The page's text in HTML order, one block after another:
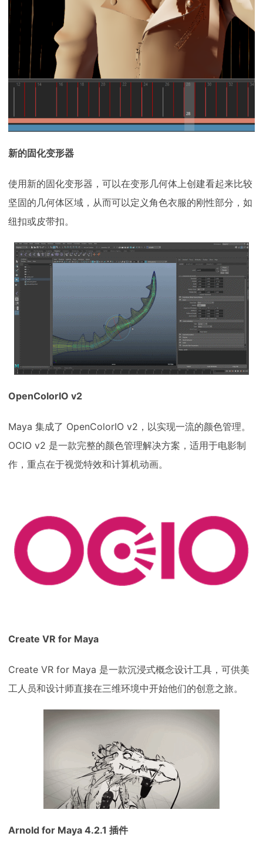
新的固化变形器
使用新的固化变形器，可以在变形几何体上创建看起来比较
坚固的几何体区域，从而可以定义角色衣服的刚性部分，如
纽扣或皮带扣。
OpenColorIO v2
Maya 集成了 OpenColorIO v2，以实现一流的颜色管理。
OCIO v2 是一款完整的颜色管理解决方案，适用于电影制
作，重点在于视觉特效和计算机动画。
Create VR for Maya
Create VR for Maya 是一款沉浸式概念设计工具，可供美
工人员和设计师直接在三维环境中开始他们的创意之旅。
Arnold for Maya 4.2.1 插件